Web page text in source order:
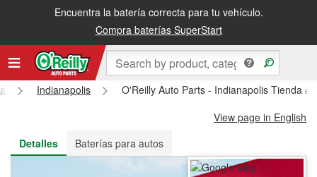
Encuentra la batería correcta para tu vehículo.
Compra baterías SuperStart
Recibe tu orden gratis al día siguiente o recógela en la tienda
Indianapolis
O'Reilly Auto Parts - Indianapolis Tienda
View page in English
Detalles
Baterías para autos